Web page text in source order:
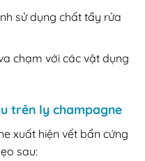
sử dụng chất tẩy rửa
chạm với các vật dụng
trên ly champagne
xuất hiện vết bẩn cứng
sau: